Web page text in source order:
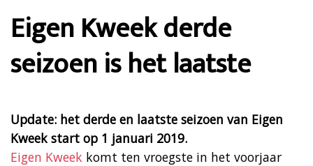
Eigen Kweek derde
seizoen is het laatste
Update: het derde en laatste seizoen van Eigen
Kweek start op 1 januari 2019.
Eigen Kweek komt ten vroegste in het voorjaar